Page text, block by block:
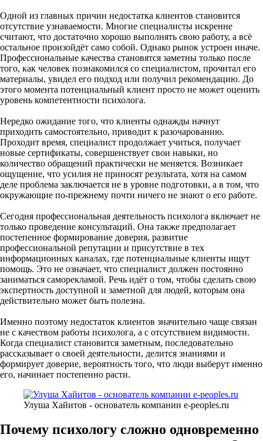
Одной из главных причин недостатка клиентов становится
отсутствие узнаваемости. Многие специалисты искренне
считают, что достаточно хорошо выполнять свою работу, а всё
остальное произойдёт само собой. Однако рынок устроен иначе.
Профессиональные качества становятся заметны только после
того, как человек познакомился со специалистом, прочитал его
материалы, увидел его подход или получил рекомендацию. До
этого момента потенциальный клиент просто не может оценить
уровень компетентности психолога.
Нередко ожидание того, что клиенты однажды начнут
приходить самостоятельно, приводит к разочарованию.
Проходит время, специалист продолжает учиться, получает
новые сертификаты, совершенствует свои навыки, но
количество обращений практически не меняется. Возникает
ощущение, что усилия не приносят результата, хотя на самом
деле проблема заключается не в уровне подготовки, а в том, что
окружающие по-прежнему почти ничего не знают о его работе.
Сегодня профессиональная деятельность психолога включает не
только проведение консультаций. Она также предполагает
постепенное формирование доверия, развитие
профессиональной репутации и присутствие в тех
информационных каналах, где потенциальные клиенты ищут
помощь. Это не означает, что специалист должен постоянно
заниматься саморекламой. Речь идёт о том, чтобы сделать свою
экспертность доступной и заметной для людей, которым она
действительно может быть полезна.
Именно поэтому недостаток клиентов значительно чаще связан
не с качеством работы психолога, а с отсутствием видимости.
Когда специалист становится заметным, последовательно
рассказывает о своей деятельности, делится знаниями и
формирует доверие, вероятность того, что люди выберут именно
его, начинает постепенно расти.
Улуша Хайитов - основатель компании e-peoples.ru
Почему психологу сложно одновременно